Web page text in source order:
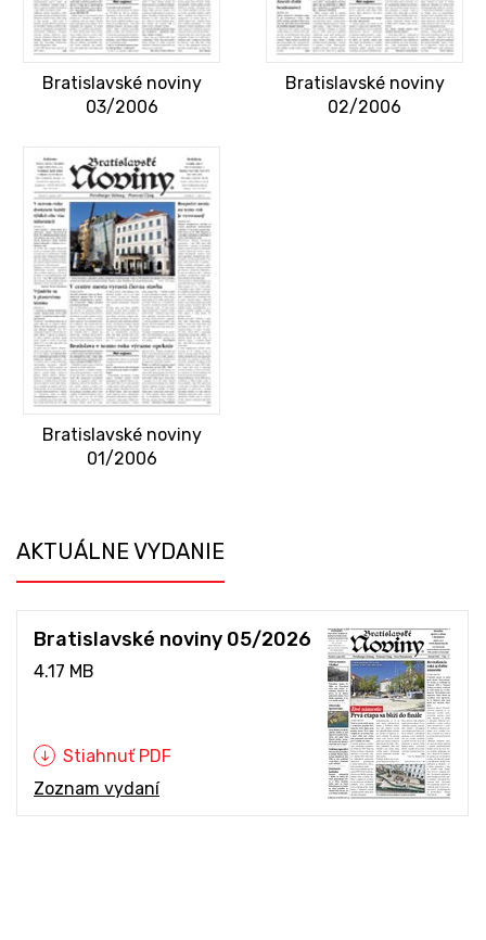
Bratislavské noviny
03/2006
Bratislavské noviny
02/2006
Bratislavské noviny
01/2006
AKTUÁLNE VYDANIE
Bratislavské noviny 05/2026
4.17 MB
Stiahnuť PDF
Zoznam vydaní